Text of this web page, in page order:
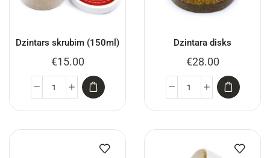
Dzintars skrubim (150ml)
€15.00
Dzintara disks
€28.00